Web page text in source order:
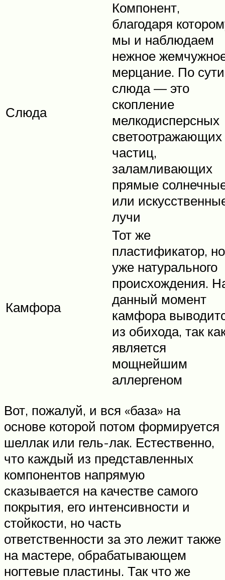
Слюда
Компонент,
благодаря
мы и наблюдаем
нежное
мерцание. По
слюда — это
скопление
мелкодисперсных
светоотражающих
частиц,
заламливающих
прямые
или
лучи
Камфора
Тот же
пластификатор, но
уже натурального
происхождения.
данный момент
камфора
из обихода, так
является
мощнейшим
аллергеном
Вот, пожалуй, и вся «база» на
основе которой потом формируется
шеллак или гель-лак. Естественно,
что каждый из представленных
компонентов напрямую
сказывается на качестве самого
покрытия, его интенсивности и
стойкости, но часть
ответственности за это лежит также
на мастере, обрабатывающем
ногтевые пластины. Так что же